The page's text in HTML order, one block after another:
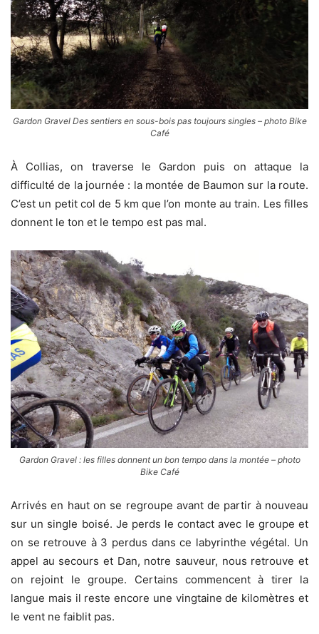
Gardon Gravel Des sentiers en sous-bois pas toujours singles – photo Bike
Café
À Collias, on traverse le Gardon puis on attaque la
difficulté de la journée : la montée de Baumon sur la route.
C’est un petit col de 5 km que l’on monte au train. Les filles
donnent le ton et le tempo est pas mal.
Gardon Gravel : les filles donnent un bon tempo dans la montée – photo
Bike Café
Arrivés en haut on se regroupe avant de partir à nouveau
sur un single boisé. Je perds le contact avec le groupe et
on se retrouve à 3 perdus dans ce labyrinthe végétal. Un
appel au secours et Dan, notre sauveur, nous retrouve et
on rejoint le groupe. Certains commencent à tirer la
langue mais il reste encore une vingtaine de kilomètres et
le vent ne faiblit pas.